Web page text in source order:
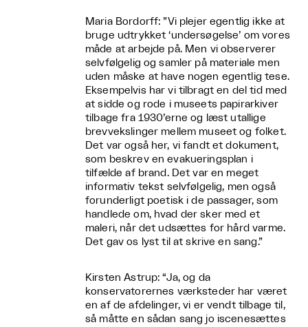
Maria Bordorff: ”Vi plejer egentlig ikke at
bruge udtrykket ‘undersøgelse’ om vores
måde at arbejde på. Men vi observerer
selvfølgelig og samler på materiale men
uden måske at have nogen egentlig tese.
Eksempelvis har vi tilbragt en del tid med
at sidde og rode i museets papirarkiver
tilbage fra 1930’erne og læst utallige
brevvekslinger mellem museet og folket.
Det var også her, vi fandt et dokument,
som beskrev en evakueringsplan i
tilfælde af brand. Det var en meget
informativ tekst selvfølgelig, men også
forunderligt poetisk i de passager, som
handlede om, hvad der sker med et
maleri, når det udsættes for hård varme.
Det gav os lyst til at skrive en sang.”
Kirsten Astrup: “Ja, og da
konservatorernes værksteder har været
en af de afdelinger, vi er vendt tilbage til,
så måtte en sådan sang jo iscenesættes